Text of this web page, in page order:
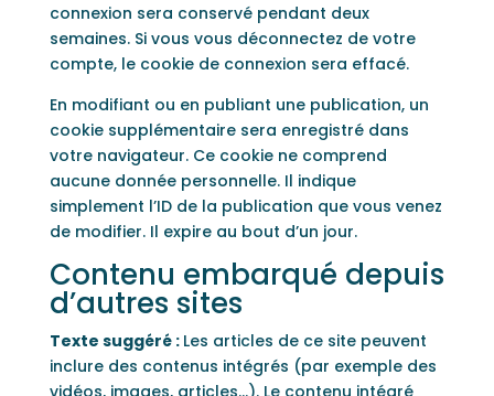
connexion sera conservé pendant deux
semaines. Si vous vous déconnectez de votre
compte, le cookie de connexion sera effacé.
En modifiant ou en publiant une publication, un
cookie supplémentaire sera enregistré dans
votre navigateur. Ce cookie ne comprend
aucune donnée personnelle. Il indique
simplement l’ID de la publication que vous venez
de modifier. Il expire au bout d’un jour.
Contenu embarqué depuis
d’autres sites
Texte suggéré : Les articles de ce site peuvent
inclure des contenus intégrés (par exemple des
vidéos, images, articles…). Le contenu intégré